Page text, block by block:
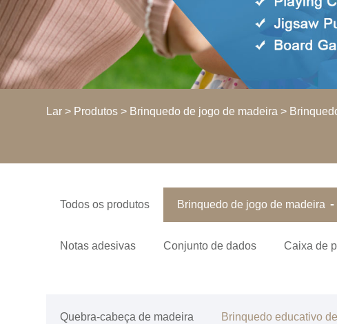
Lar > Produtos > Brinquedo de jogo de madeira >
Todos os produtos Brinquedo de jogo de madeira
Notas adesivas Conjunto de dados Caixa de
Quebra-cabeça de madeira Brinquedo educativo